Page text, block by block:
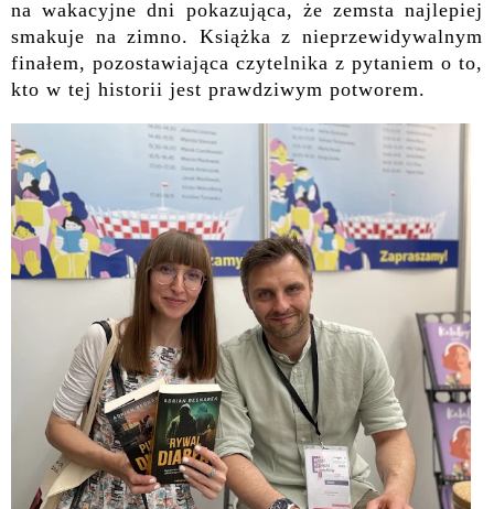
na wakacyjne dni pokazująca, że zemsta najlepiej
smakuje na zimno. Książka z nieprzewidywalnym
finałem, pozostawiająca czytelnika z pytaniem o to,
kto w tej historii jest prawdziwym potworem.